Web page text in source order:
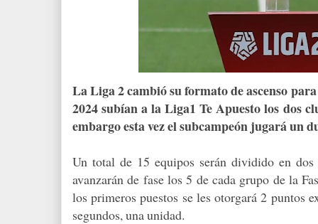
La Liga 2 cambió su formato de ascenso
2024 subían a la Liga1 Te Apuesto los dos
embargo esta vez el subcampeón jugará un
Un total de 15 equipos serán dividido en
avanzarán de fase los 5 de cada grupo de la
los primeros puestos se les otorgará 2 puntos
segundos, una unidad.